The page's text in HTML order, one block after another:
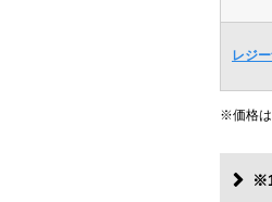
レジ
※価格は